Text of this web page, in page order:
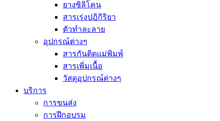
ยางซิลิโคน
สารเร่งปฎิกิริยา
ตัวทำละลาย
อุปกรณ์ต่างๆ
สารกันติดแม่พิมพ์
สารเพิ่มเนื้อ
วัสดุอุปกรณ์ต่างๆ
บริการ
การขนส่ง
การฝึกอบรม